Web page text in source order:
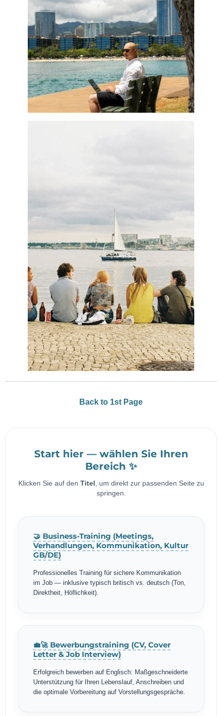
Back to 1st Page
Start hier — wählen Sie Ihren
Bereich ✨
Klicken Sie auf den Titel
, um direkt zur passenden Seite zu
springen.
🤝 Business-Training (Meetings,
Verhandlungen, Kommunikation, Kultur
GB/DE)
Professionelles Training für sichere Kommunikation
im Job — inklusive typisch britisch vs. deutsch (Ton,
Direktheit, Höflichkeit).
💼🚀 Bewerbungstraining (CV, Cover
Letter & Job Interview)
Erfolgreich bewerben auf Englisch: Maßgeschneiderte
Unterstützung für Ihren Lebenslauf, Anschreiben und
die optimale Vorbereitung auf Vorstellungsgespräche.